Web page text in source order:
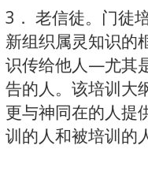
3． 老信徒。门徒
新组织属灵知识的
识传给他人—尤其
告的人。该培训大
更与神同在的人提
训的人和被培训的